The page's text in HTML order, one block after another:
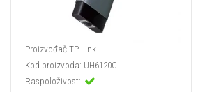
ProizvođačTP-Link
Kod proizvoda: UH6120C
Raspoloživost: